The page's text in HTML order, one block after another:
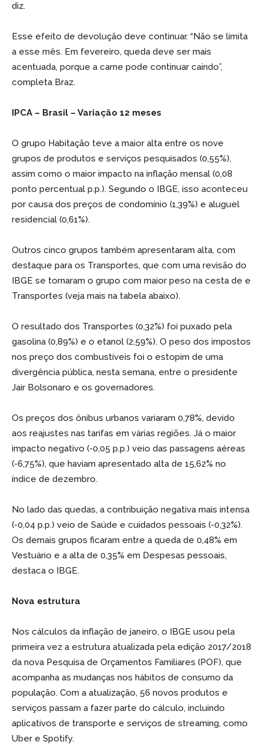
diz.
Esse efeito de devolução deve continuar. “Não se limita
a esse mês. Em fevereiro, queda deve ser mais
acentuada, porque a carne pode continuar caindo”,
completa Braz.
IPCA – Brasil – Variação 12 meses
O grupo Habitação teve a maior alta entre os nove
grupos de produtos e serviços pesquisados (0,55%),
assim como o maior impacto na inflação mensal (0,08
ponto percentual p.p.). Segundo o IBGE, isso aconteceu
por causa dos preços de condomínio (1,39%) e aluguel
residencial (0,61%).
Outros cinco grupos também apresentaram alta, com
destaque para os Transportes, que com uma revisão do
IBGE se tornaram o grupo com maior peso na cesta de e
Transportes (veja mais na tabela abaixo).
O resultado dos Transportes (0,32%) foi puxado pela
gasolina (0,89%) e o etanol (2,59%). O peso dos impostos
nos preço dos combustíveis foi o estopim de uma
divergência pública, nesta semana, entre o presidente
Jair Bolsonaro e os governadores.
Os preços dos ônibus urbanos variaram 0,78%, devido
aos reajustes nas tarifas em várias regiões. Já o maior
impacto negativo (-0,05 p.p.) veio das passagens aéreas
(-6,75%), que haviam apresentado alta de 15,62% no
índice de dezembro.
No lado das quedas, a contribuição negativa mais intensa
(-0,04 p.p.) veio de Saúde e cuidados pessoais (-0,32%).
Os demais grupos ficaram entre a queda de 0,48% em
Vestuário e a alta de 0,35% em Despesas pessoais,
destaca o IBGE.
Nova estrutura
Nos cálculos da inflação de janeiro, o IBGE usou pela
primeira vez a estrutura atualizada pela edição 2017/2018
da nova Pesquisa de Orçamentos Familiares (POF), que
acompanha as mudanças nos hábitos de consumo da
população. Com a atualização, 56 novos produtos e
serviços passam a fazer parte do cálculo, incluindo
aplicativos de transporte e serviços de streaming, como
Uber e Spotify.